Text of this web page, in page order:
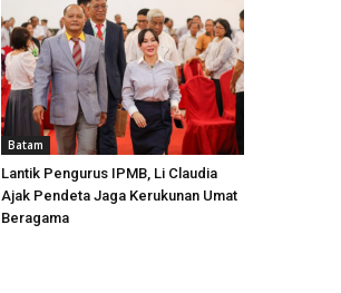
Batam
Lantik Pengurus IPMB, Li Claudia
Ajak Pendeta Jaga Kerukunan Umat
Beragama